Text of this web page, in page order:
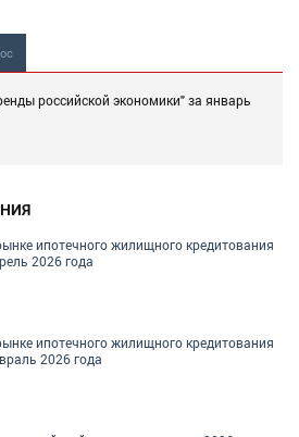
российской экономики" за январь
ипотечного жилищного кредитования
2026 года
ипотечного жилищного кредитования
2026 года